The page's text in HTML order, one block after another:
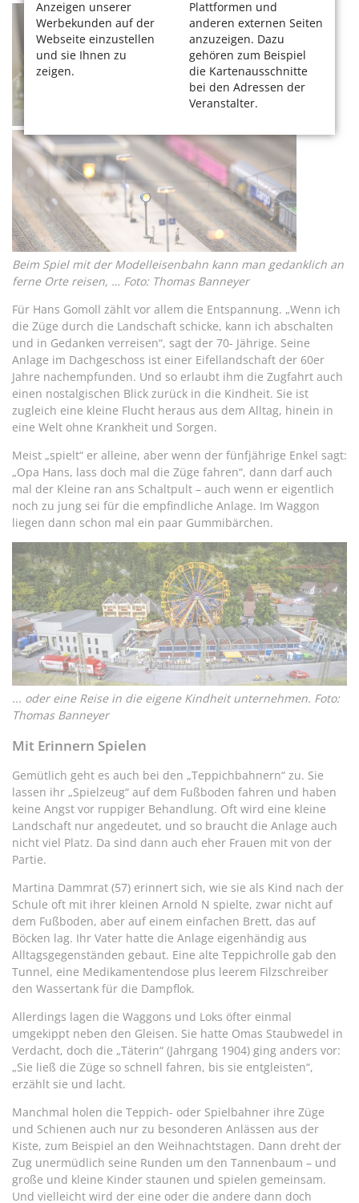
Anzeigen unserer
Werbekunden auf der
Webseite einzustellen
und sie Ihnen zu
zeigen.
Plattformen und
anderen externen Seiten
anzuzeigen. Dazu
gehören zum Beispiel
die Kartenausschnitte
bei den Adressen der
Veranstalter.
Beim Spiel mit der Modelleisenbahn kann man gedanklich an
ferne Orte reisen, … Foto: Thomas Banneyer
Für Hans Gomoll zählt vor allem die Entspannung. „Wenn ich
die Züge durch die Landschaft schicke, kann ich abschalten
und in Gedanken verreisen“, sagt der 70- Jährige. Seine
Anlage im Dachgeschoss ist einer Eifellandschaft der 60er
Jahre nachempfunden. Und so erlaubt ihm die Zugfahrt auch
einen nostalgischen Blick zurück in die Kindheit. Sie ist
zugleich eine kleine Flucht heraus aus dem Alltag, hinein in
eine Welt ohne Krankheit und Sorgen.
Meist „spielt“ er alleine, aber wenn der fünfjährige Enkel sagt:
„Opa Hans, lass doch mal die Züge fahren“, dann darf auch
mal der Kleine ran ans Schaltpult – auch wenn er eigentlich
noch zu jung sei für die empfindliche Anlage. Im Waggon
liegen dann schon mal ein paar Gummibärchen.
... oder eine Reise in die eigene Kindheit unternehmen. Foto:
Thomas Banneyer
Mit Erinnern Spielen
Gemütlich geht es auch bei den „Teppichbahnern“ zu. Sie
lassen ihr „Spielzeug“ auf dem Fußboden fahren und haben
keine Angst vor ruppiger Behandlung. Oft wird eine kleine
Landschaft nur angedeutet, und so braucht die Anlage auch
nicht viel Platz. Da sind dann auch eher Frauen mit von der
Partie.
Martina Dammrat (57) erinnert sich, wie sie als Kind nach der
Schule oft mit ihrer kleinen Arnold N spielte, zwar nicht auf
dem Fußboden, aber auf einem einfachen Brett, das auf
Böcken lag. Ihr Vater hatte die Anlage eigenhändig aus
Alltagsgegenständen gebaut. Eine alte Teppichrolle gab den
Tunnel, eine Medikamentendose plus leerem Filzschreiber
den Wassertank für die Dampflok.
Allerdings lagen die Waggons und Loks öfter einmal
umgekippt neben den Gleisen. Sie hatte Omas Staubwedel in
Verdacht, doch die „Täterin“ (Jahrgang 1904) ging anders vor:
„Sie ließ die Züge so schnell fahren, bis sie entgleisten“,
erzählt sie und lacht.
Manchmal holen die Teppich- oder Spielbahner ihre Züge
und Schienen auch nur zu besonderen Anlässen aus der
Kiste, zum Beispiel an den Weihnachtstagen. Dann dreht der
Zug unermüdlich seine Runden um den Tannenbaum – und
große und kleine Kinder staunen und spielen gemeinsam.
Und vielleicht wird der eine oder die andere dann doch